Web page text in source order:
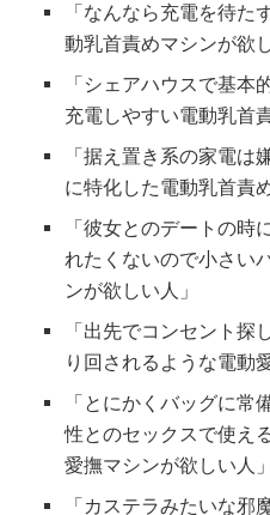
「なんなら充電を待た
動乳首責めマシンが欲
「シェアハウスで基本
充電しやすい電動乳首
「据え置き系の家電は
に特化した電動乳首責
「彼女とのデートの時
れたくないので小さい
ンが欲しい人」
「出先でコンセント探
り回されるような電動
「とにかくバッグに常
性とのセックスで使え
愛撫マシンが欲しい人」
「カステラみたいな邪